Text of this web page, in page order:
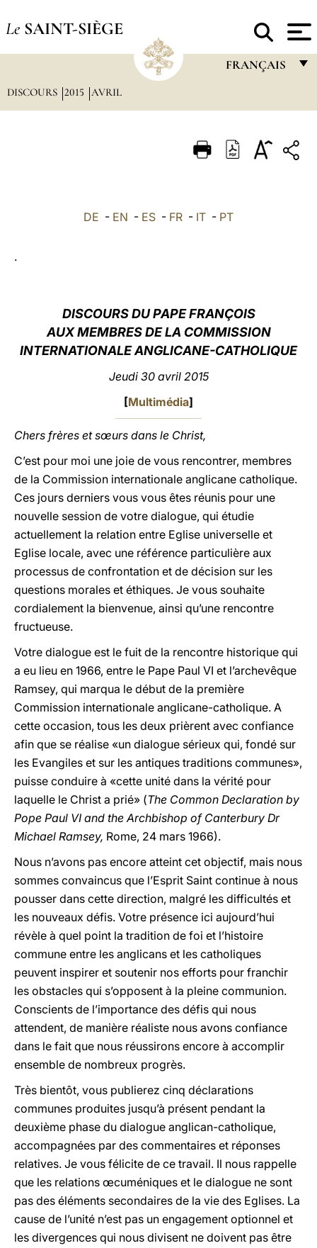
Le SAINT-SIÈGE
FRANÇAIS
ITALIANO
中文
LATINE
DISCOURS 2015 AVRIL
DE - EN - ES - FR - IT - PT
.
DISCOURS DU PAPE FRANÇOIS
AUX MEMBRES DE LA COMMISSION
INTERNATIONALE ANGLICANE-CATHOLIQUE
Jeudi 30 avril 2015
[Multimédia]
Chers frères et sœurs dans le Christ,
C’est pour moi une joie de vous rencontrer, membres
de la Commission internationale anglicane catholique.
Ces jours derniers vous vous êtes réunis pour une
nouvelle session de votre dialogue, qui étudie
actuellement la relation entre Eglise universelle et
Eglise locale, avec une référence particulière aux
processus de confrontation et de décision sur les
questions morales et éthiques. Je vous souhaite
cordialement la bienvenue, ainsi qu’une rencontre
fructueuse.
Votre dialogue est le fuit de la rencontre historique qui
a eu lieu en 1966, entre le Pape Paul VI et l’archevêque
Ramsey, qui marqua le début de la première
Commission internationale anglicane-catholique. A
cette occasion, tous les deux prièrent avec confiance
afin que se réalise «un dialogue sérieux qui, fondé sur
les Evangiles et sur les antiques traditions communes»,
puisse conduire à «cette unité dans la vérité pour
laquelle le Christ a prié» (The Common Declaration by
Pope Paul VI and the Archbishop of Canterbury Dr
Michael Ramsey, Rome, 24 mars 1966).
Nous n’avons pas encore atteint cet objectif, mais nous
sommes convaincus que l’Esprit Saint continue à nous
pousser dans cette direction, malgré les difficultés et
les nouveaux défis. Votre présence ici aujourd’hui
révèle à quel point la tradition de foi et l’histoire
commune entre les anglicans et les catholiques
peuvent inspirer et soutenir nos efforts pour franchir
les obstacles qui s’opposent à la pleine communion.
Conscients de l’importance des défis qui nous
attendent, de manière réaliste nous avons confiance
dans le fait que nous réussirons encore à accomplir
ensemble de nombreux progrès.
Très bientôt, vous publierez cinq déclarations
communes produites jusqu’à présent pendant la
deuxième phase du dialogue anglican-catholique,
accompagnées par des commentaires et réponses
relatives. Je vous félicite de ce travail. Il nous rappelle
que les relations œcuméniques et le dialogue ne sont
pas des éléments secondaires de la vie des Eglises. La
cause de l’unité n’est pas un engagement optionnel et
les divergences qui nous divisent ne doivent pas être